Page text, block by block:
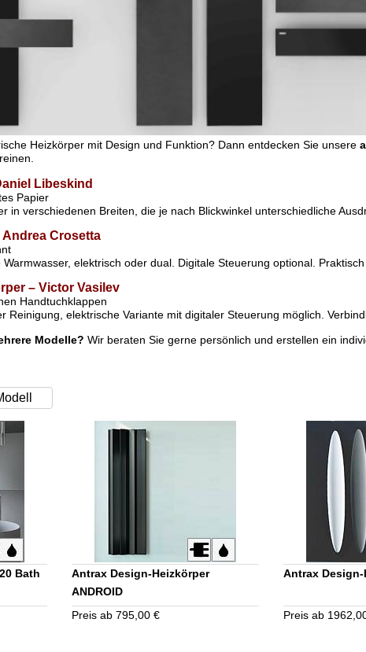
Heizkörper mit Design und Funktion?Dann entdecken Sie unsere
Libeskind
Papier
in verschiedenen Breiten, die je nach Blickwinkel unterschiedliche
Andrea Crosetta
elektrisch oder dual. Digitale Steuerung optional.
– Victor Vasilev
Handtuchklappen
Reinigung, elektrische Variante mit digitaler Steuerung möglich.
Modelle? Wir beraten Sie gerne persönlich und erstellen ein
Bath
Antrax Design-Heizkörper
ANDROID
Preis ab 795,00 €
Antrax Design-
Preis ab